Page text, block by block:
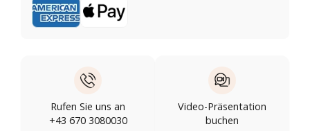
Rufen Sie uns an
+43 670 3080030
Video-Präsentation
buchen